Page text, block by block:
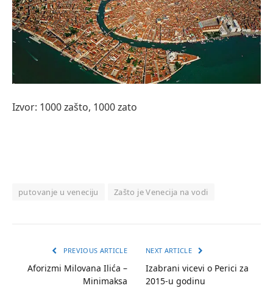
Izvor: 1000 zašto, 1000 zato
putovanje u veneciju Zašto je Venecija na vodi
PREVIOUS ARTICLE
Aforizmi Milovana Ilića –
Minimaksa
NEXT ARTICLE
Izabrani vicevi o Perici za
2015-u godinu